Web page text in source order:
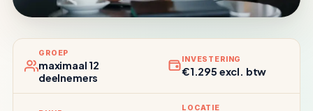
GROEP
maximaal 12
deelnemers
INVESTERING
€1.295 excl. btw
LOCATIE